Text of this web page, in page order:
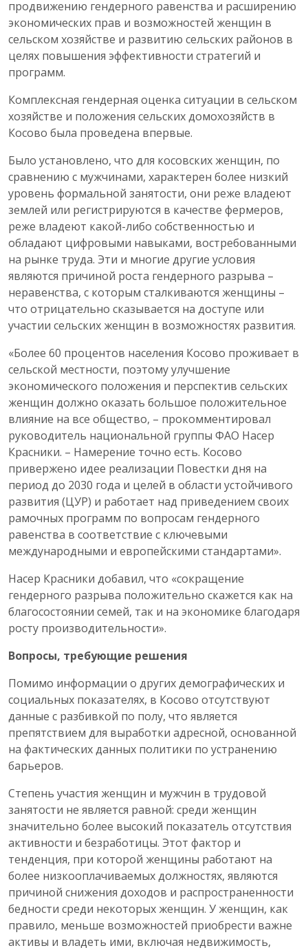
продвижению гендерного равенства и расширению
экономических прав и возможностей женщин в
сельском хозяйстве и развитию сельских районов в
целях повышения эффективности стратегий и
программ.
Комплексная гендерная оценка ситуации в сельском
хозяйстве и положения сельских домохозяйств в
Косово была проведена впервые.
Было установлено, что для косовских женщин, по
сравнению с мужчинами, характерен более низкий
уровень формальной занятости, они реже владеют
землей или регистрируются в качестве фермеров,
реже владеют какой-либо собственностью и
обладают цифровыми навыками, востребованными
на рынке труда. Эти и многие другие условия
являются причиной роста гендерного разрыва –
неравенства, с которым сталкиваются женщины –
что отрицательно сказывается на доступе или
участии сельских женщин в возможностях развития.
«Более 60 процентов населения Косово проживает в
сельской местности, поэтому улучшение
экономического положения и перспектив сельских
женщин должно оказать большое положительное
влияние на все общество, – прокомментировал
руководитель национальной группы ФАО Насер
Красники. – Намерение точно есть. Косово
привержено идее реализации Повестки дня на
период до 2030 года и целей в области устойчивого
развития (ЦУР) и работает над приведением своих
рамочных программ по вопросам гендерного
равенства в соответствие с ключевыми
международными и европейскими стандартами».
Насер Красники добавил, что «сокращение
гендерного разрыва положительно скажется как на
благосостоянии семей, так и на экономике благодаря
росту производительности».
Вопросы, требующие решения
Помимо информации о других демографических и
социальных показателях, в Косово отсутствуют
данные с разбивкой по полу, что является
препятствием для выработки адресной, основанной
на фактических данных политики по устранению
барьеров.
Степень участия женщин и мужчин в трудовой
занятости не является равной: среди женщин
значительно более высокий показатель отсутствия
активности и безработицы. Этот фактор и
тенденция, при которой женщины работают на
более низкооплачиваемых должностях, являются
причиной снижения доходов и распространенности
бедности среди некоторых женщин. У женщин, как
правило, меньше возможностей приобрести важне
активы и владеть ими, включая недвижимость,